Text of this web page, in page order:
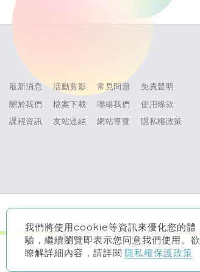
我們將使用cookie等資訊來優化您的體
驗，繼續瀏覽即表示您同意我們使用。欲
瞭解詳細內容，請詳閱 隱私權保護政策
最新消息
關於我們
課程資訊
活動剪影
檔案下載
友站連結
常見問題
聯絡我們
網站導覽
免責聲明
使用條款
隱私權政策